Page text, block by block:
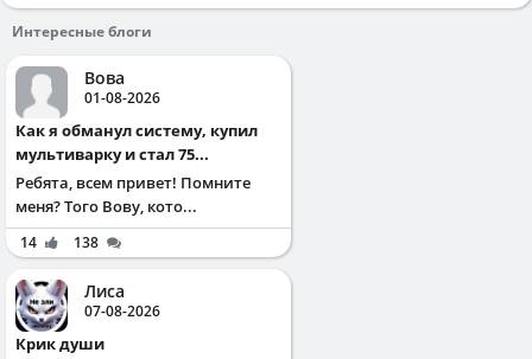
Интересные блоги
Вова
01-08-2026
Как я обманул систему, купил
мультиварку и стал 75...
Ребята, всем привет! Помните
меня? Того Вову, кото...
14 138
Лиса
07-08-2026
Крик души